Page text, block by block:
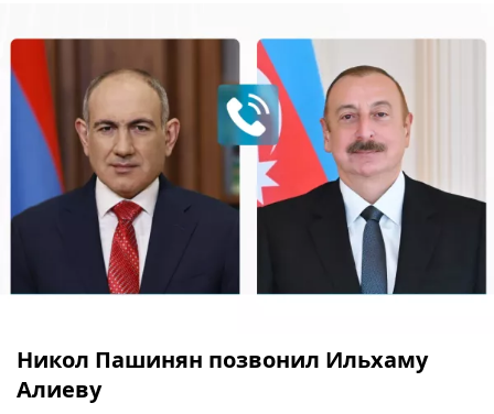
Никол Пашинян позвонил Ильхаму
Алиеву